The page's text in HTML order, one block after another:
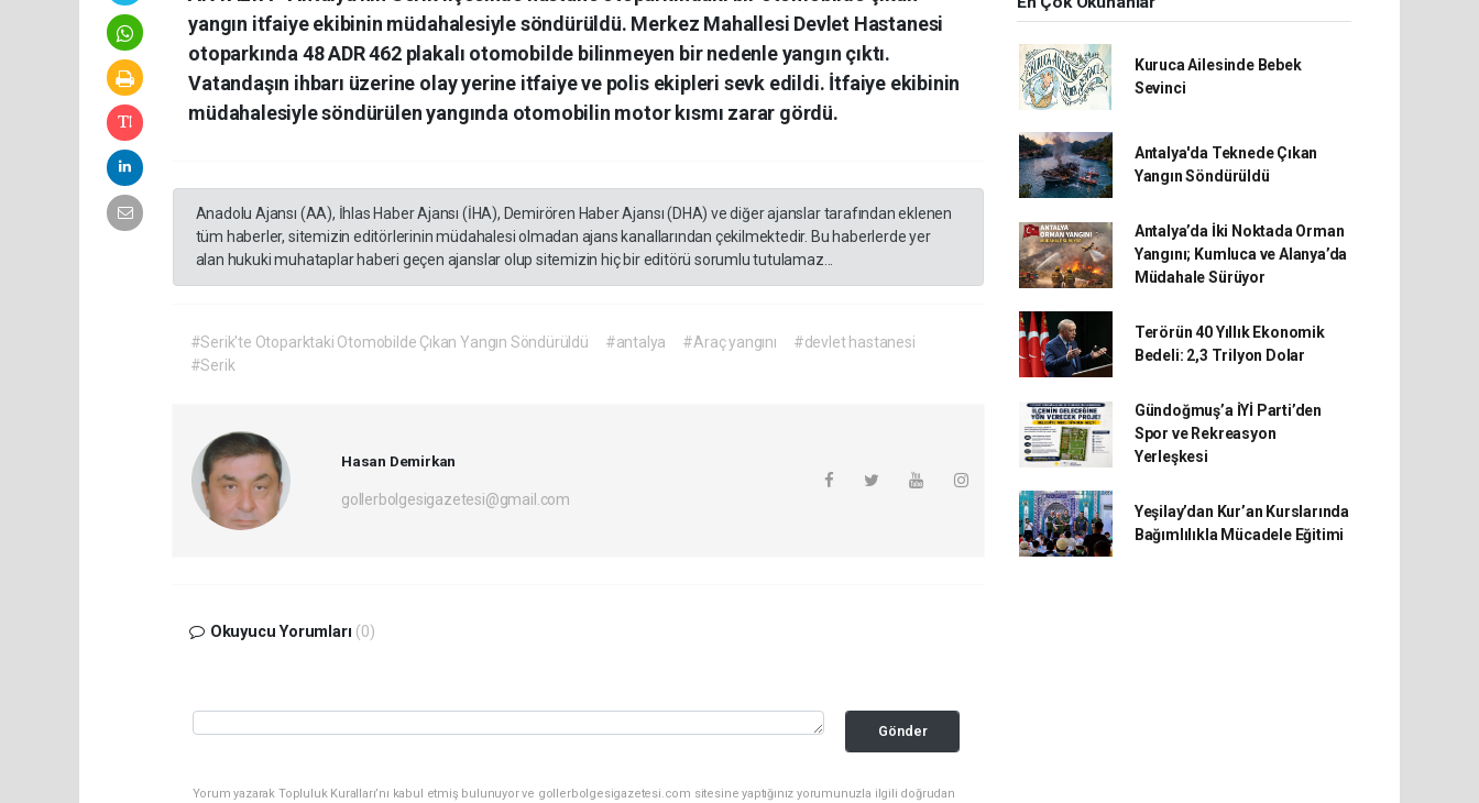
yangın itfaiye ekibinin müdahalesiyle söndürüldü. Merkez Mahallesi Devlet Hastanesi
otoparkında 48 ADR 462 plakalı otomobilde bilinmeyen bir nedenle yangın çıktı.
Vatandaşın ihbarı üzerine olay yerine itfaiye ve polis ekipleri sevk edildi. İtfaiye ekibinin
müdahalesiyle söndürülen yangında otomobilin motor kısmı zarar gördü.
Anadolu Ajansı (AA), İhlas Haber Ajansı (İHA), Demirören Haber Ajansı (DHA) ve diğer ajanslar tarafından eklenen
tüm haberler, sitemizin editörlerinin müdahalesi olmadan ajans kanallarından çekilmektedir. Bu haberlerde yer
alan hukuki muhataplar haberi geçen ajanslar olup sitemizin hiç bir editörü sorumlu tutulamaz...
#Serik'te Otoparktaki Otomobilde Çıkan Yangın Söndürüldü #antalya #Araç yangını
#devlet hastanesi
#Serik
Hasan Demirkan
gollerbolgesigazetesi@gmail.com
Okuyucu Yorumları (0)
Gönder
Yorum yazarak Topluluk Kuralları’nı kabul etmiş bulunuyor ve gollerbolgesigazetesi.com sitesine yaptığınız yorumunuzla ilgili doğrudan
Kuruca Ailesinde Bebek
Sevinci
Antalya'da Teknede Çıkan
Yangın Söndürüldü
Antalya’da İki Noktada Orman
Yangını; Kumluca ve Alanya’da
Müdahale Sürüyor
Terörün 40 Yıllık Ekonomik
Bedeli: 2,3 Trilyon Dolar
Gündoğmuş’a İYİ Parti’den
Spor ve Rekreasyon
Yerleşkesi
Yeşilay’dan Kur’an Kurslarında
Bağımlılıkla Mücadele Eğitimi